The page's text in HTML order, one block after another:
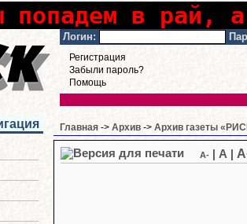
попадем в рай,
Логин:
Регистрация
Забыли пароль?
Помощь
Главная -> Архив -> Архив газеты
A- A